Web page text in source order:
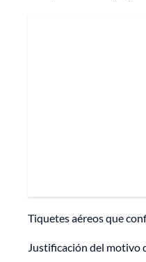
Tiquetes aéreos que
Justificación del motivo